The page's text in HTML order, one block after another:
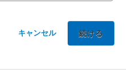
キャンセル